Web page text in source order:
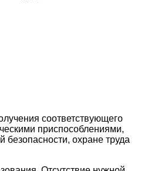
соответствующего
приспособлениями,
охране труда